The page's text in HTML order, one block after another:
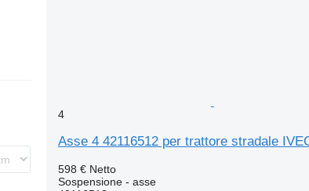
4
Asse 4 42116512 per trattore stradale
598 € Netto
Sospensione - asse